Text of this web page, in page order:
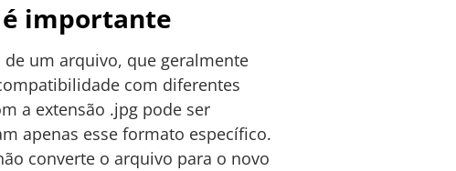
é importante
um arquivo, que geralmente
com diferentes
a extensão .jpg pode ser
apenas esse formato específico.
converte o arquivo para o novo